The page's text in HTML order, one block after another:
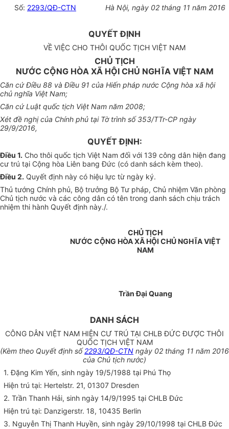
Số: 2293/QĐ-CTN Hà Nội, ngày 02 tháng 11 năm 2016
QUYẾT ĐỊNH
VỀ VIỆC CHO THÔI QUỐC TỊCH VIỆT NAM
CHỦ TỊCH
NƯỚC CỘNG HÒA XÃ HỘI CHỦ NGHĨA VIỆT NAM
Căn cứ Điều 88 và Điều 91 của Hiến pháp nước Cộng hòa xã hội
chủ nghĩa Việt Nam;
Căn cứ Luật quốc tịch Việt Nam năm 2008;
Xét đề nghị của Chính phủ tại Tờ trình số 353/TTr-CP ngày
29/9/2016,
QUYẾT ĐỊNH:
Điều 1. Cho thôi quốc tịch Việt Nam đối với 139 công dân hiện đang
cư trú tại Cộng hòa Liên bang Đức (có danh sách kèm theo).
Điều 2. Quyết định này có hiệu lực từ ngày ký.
Thủ tướng Chính phủ, Bộ trưởng Bộ Tư pháp, Chủ nhiệm Văn phòng
Chủ tịch nước và các công dân có tên trong danh sách chịu trách
nhiệm thi hành Quyết định này./.
CHỦ TỊCH
NƯỚC CỘNG HÒA XÃ HỘI CHỦ NGHĨA VIỆT
NAM
Trần Đại Quang
DANH SÁCH
CÔNG DÂN VIỆT NAM HIỆN CƯ TRÚ TẠI CHLB ĐỨC ĐƯỢC THÔI
QUỐC TỊCH VIỆT NAM
(Kèm theo Quyết định số2293/QĐ-CTN ngày 02 tháng 11 năm 2016
của Chủ tịch nước)
1. Đặng Kim Yến, sinh ngày 19/5/1988 tại Phú Thọ
Hiện trú tại: Hertelstr. 21, 01307 Dresden
2. Trần Thanh Hải, sinh ngày 14/9/1995 tại CHLB Đức
Hiện trú tại: Danzigerstr. 18, 10435 Berlin
3. Nguyễn Thị Thanh Huyền, sinh ngày 29/10/1998 tại CHLB Đức